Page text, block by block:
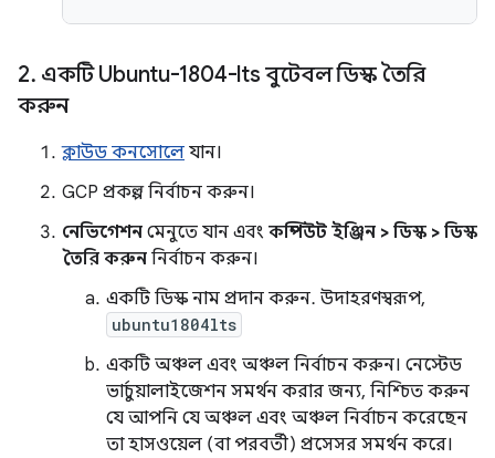
2. একটি Ubuntu-1804-lts বুটেবল ডিস্ক তৈরি
করুন
ক্লাউড কনসোলে যান।
GCP প্রকল্প নির্বাচন করুন।
নেভিগেশন মেনুতে যান এবং কম্পিউট ইঞ্জিন > ডিস্ক > ডিস্ক
তৈরি করুন নির্বাচন করুন।
একটি ডিস্ক নাম প্রদান করুন. উদাহরণস্বরূপ,
ubuntu1804lts
একটি অঞ্চল এবং অঞ্চল নির্বাচন করুন। নেস্টেড
ভার্চুয়ালাইজেশন সমর্থন করার জন্য, নিশ্চিত করুন
যে আপনি যে অঞ্চল এবং অঞ্চল নির্বাচন করেছেন
তা হাসওয়েল (বা পরবর্তী) প্রসেসর সমর্থন করে।